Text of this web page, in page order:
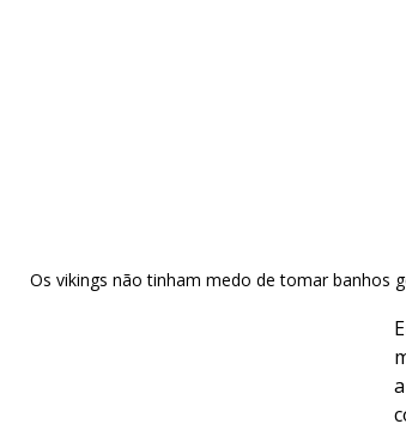
Os vikings não tinham medo de tomar banhos